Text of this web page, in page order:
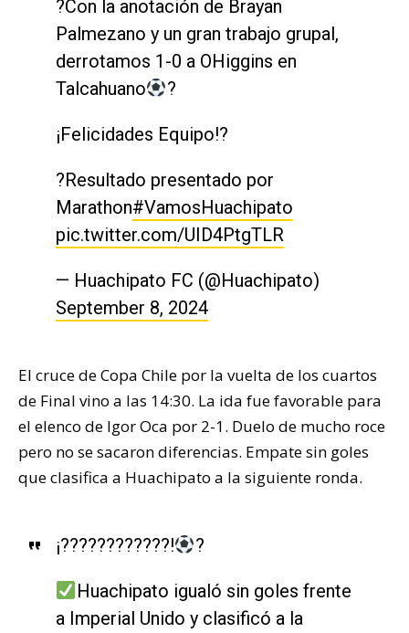
?Con la anotación de Brayan
Palmezano y un gran trabajo grupal,
derrotamos 1-0 a OHiggins en
Talcahuano
?
¡Felicidades Equipo!?
?Resultado presentado por
Marathon#VamosHuachipato
pic.twitter.com/UID4PtgTLR
— Huachipato FC (@Huachipato)
September 8, 2024
El cruce de Copa Chile por la vuelta de los cuartos
de Final vino a las 14:30. La ida fue favorable para
el elenco de Igor Oca por 2-1. Duelo de mucho roce
pero no se sacaron diferencias. Empate sin goles
que clasifica a Huachipato a la siguiente ronda.
¡????????????! ?
Huachipato igualó sin goles frente
a Imperial Unido y clasificó a la